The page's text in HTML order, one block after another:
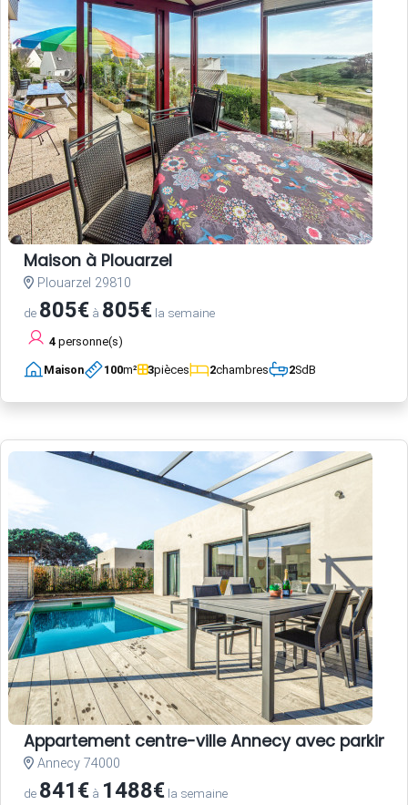
Maison à Plouarzel
Plouarzel 29810
de 805€ à 805€ la semaine
4 personne(s)
Maison 100m² 3pièces 2chambres 2SdB
Appartement centre-ville Annecy avec parking
Annecy 74000
de 841€ à 1488€ la semaine